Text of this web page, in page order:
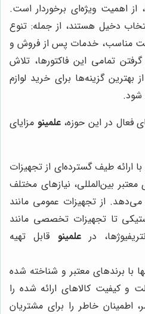
از اهمیت ویژه‌ای برخوردار است.
دخیل هستند، از جمله: تنوع
مناسب، خدمات پس از فروش و
تمامی این فاکتورها، تلاش
گزینه‌ها برای خرید لوازم
شود.
فعال در این حوزه،علمینو مزایای
با ارائه طیف گسترده‌ای از تجهیزات
معتبر بین‌المللی، نیازهای مختلف
از تجهیزات عمومی مانند
تا تجهیزات تخصصی مانند
درعلمینو قابل تهیه
با برندهای معتبر و شناخته شده
و کیفیت کالاهای ارائه شده را
اطمینان خاطر را برای مشتریان